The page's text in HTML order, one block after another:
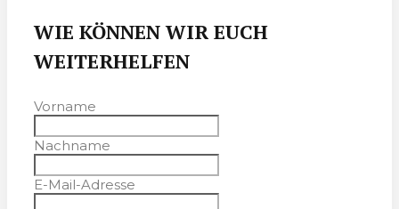
WIE KÖNNEN WIR EUCH
WEITERHELFEN
Vorname
Nachname
E-Mail-Adresse